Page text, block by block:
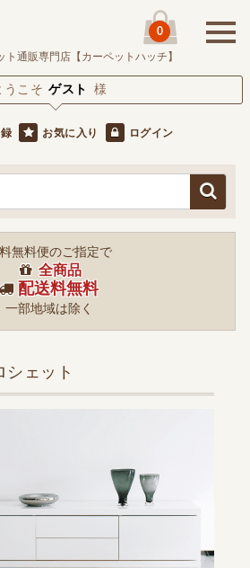
通販専門店【カーペットハッチ】
0
うこそ ゲスト 様
お気に入り ログイン
無料便のご指定で
全商品
配送料無料
一部地域は除く
シェット